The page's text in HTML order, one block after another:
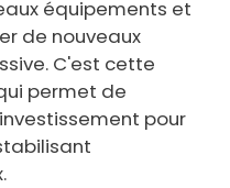
équipements et
de nouveaux
C'est cette
permet de
pour